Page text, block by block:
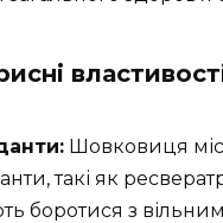
Шовковиця
такі як
боротися з